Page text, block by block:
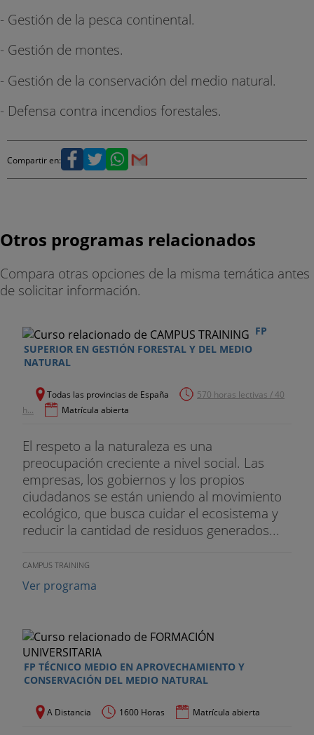
- Gestión de la pesca continental.
- Gestión de montes.
- Gestión de la conservación del medio natural.
- Defensa contra incendios forestales.
Compartir en:
Otros programas relacionados
Compara otras opciones de la misma temática antes
de solicitar información.
FP
SUPERIOR EN GESTIÓN FORESTAL Y DEL MEDIO
NATURAL
Todas las provincias de España
570 horas lectivas / 40
h...
Matrícula abierta
El respeto a la naturaleza es una
preocupación creciente a nivel social. Las
empresas, los gobiernos y los propios
ciudadanos se están uniendo al movimiento
ecológico, que busca cuidar el ecosistema y
reducir la cantidad de residuos generados...
CAMPUS TRAINING
Ver programa
FP TÉCNICO MEDIO EN APROVECHAMIENTO Y
CONSERVACIÓN DEL MEDIO NATURAL
A Distancia 1600 Horas Matrícula abierta